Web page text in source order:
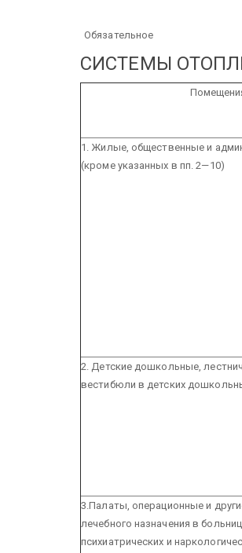
Обязательное
СИСТЕМЫ
1. Жилые, общественные и
(кроме указанных в пп. 2—10)
2. Детские дошкольные,
вестибюли в детских
3.Палаты, операционные и
лечебного назначения в
психиатрических и